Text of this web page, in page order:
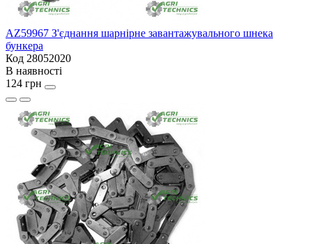
AZ59967 З'єднання шарнірне завантажувального шнека
бункера
Код 28052020
В наявності
124 грн